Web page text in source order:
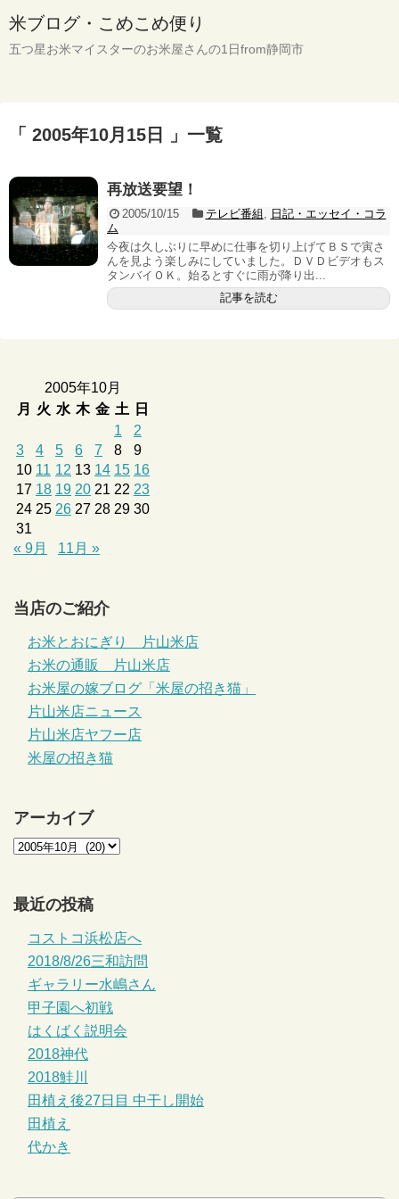
米ブログ・こめこめ便り
五つ星お米マイスターのお米屋さんの1日from静岡市
「 2005年10月15日 」一覧
再放送要望！
2005/10/15 テレビ番組
日記・エッセイ・コラ
ム
今夜は久しぶりに早めに仕事を切り上げてＢＳで寅さ
んを見よう楽しみにしていました。ＤＶＤビデオもス
タンバイＯＫ。始るとすぐに雨が降り出...
記事を読む
2005年10月
月
火 水 木 金 土
日
1
2
3
4 5 6 7 8
9
10 11 12 13 14 15 16
17 18 19 20 21 22 23
24 25 26 27 28 29 30
31
« 9月
11月 »
当店のご紹介
お米とおにぎり 片山米店
お米の通販 片山米店
お米屋の嫁ブログ「米屋の招き猫」
片山米店ニュース
片山米店ヤフー店
米屋の招き猫
アーカイブ
最近の投稿
コストコ浜松店へ
2018/8/26三和訪問
ギャラリー水嶋さん
甲子園へ初戦
はくばく説明会
2018神代
2018鮭川
田植え後27日目 中干し開始
田植え
代かき